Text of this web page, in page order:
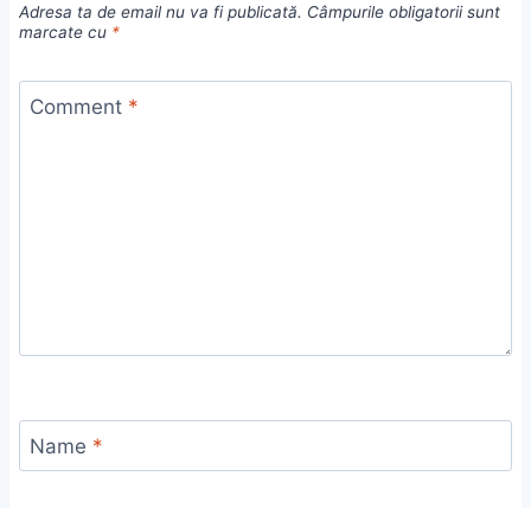
Adresa ta de email nu va fi publicată. Câmpurile obligatorii sunt
marcate cu *
Comment *
Name *